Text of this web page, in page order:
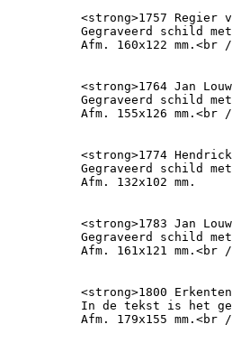
<strong>1757
Gegraveerd schild
Afm. 160x122
<strong>1764 Jan
Gegraveerd schild
Afm. 155x126
<strong>1774
Gegraveerd schild
Afm. 132x102 mm.
<strong>1783 Jan
Gegraveerd schild
Afm. 161x121
<strong>1800
In de tekst is het
Afm. 179x155